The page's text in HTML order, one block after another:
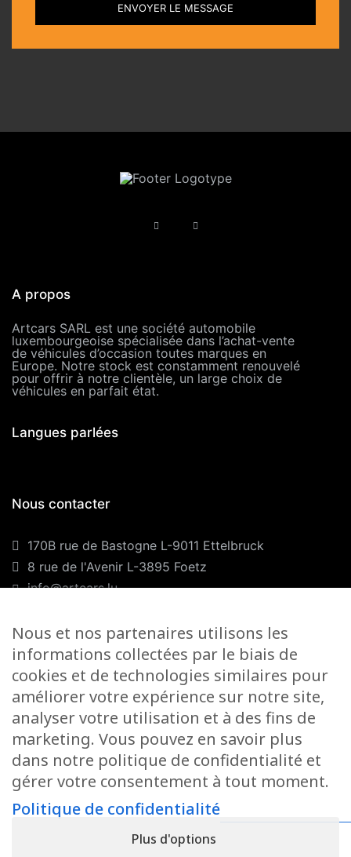
ENVOYER LE MESSAGE
A propos
Artcars SARL est une société automobile
luxembourgeoise spécialisée dans l’achat-vente
de véhicules d’occasion toutes marques en
Europe. Notre stock est constamment renouvelé
pour offrir à notre clientèle, un large choix de
véhicules en parfait état.
Langues parlées
Nous contacter
170B rue de Bastogne L-9011 Ettelbruck
8 rue de l'Avenir L-3895 Foetz
info@artcars.lu
GSM :+352 661 701 701
Nos horaires
Lundi-Vendredi :9H00/12H00 & 13H00/18H00
Samedi :
Foetz : 9H00/12H00
Ettelbruck :9H00/12H00
Fermé le dimanche
Nous et nos partenaires utilisons les
informations collectées par le biais de
cookies et de technologies similaires pour
améliorer votre expérience sur notre site,
analyser votre utilisation et à des fins de
marketing. Vous pouvez en savoir plus
dans notre politique de confidentialité et
gérer votre consentement à tout moment.
Politique de confidentialité
Plus d'options